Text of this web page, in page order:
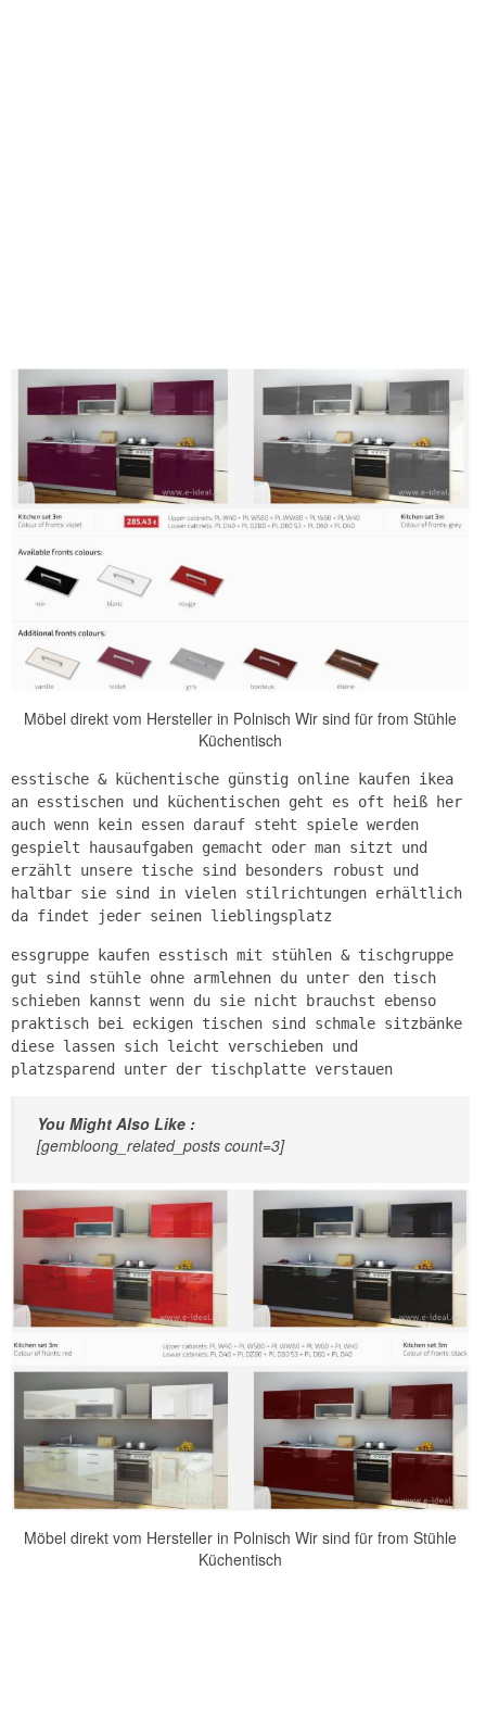
Möbel direkt vom Hersteller in Polnisch Wir sind für from Stühle
Küchentisch
esstische & küchentische günstig online kaufen ikea
an esstischen und küchentischen geht es oft heiß her
auch wenn kein essen darauf steht spiele werden
gespielt hausaufgaben gemacht oder man sitzt und
erzählt unsere tische sind besonders robust und
haltbar sie sind in vielen stilrichtungen erhältlich
da findet jeder seinen lieblingsplatz
essgruppe kaufen esstisch mit stühlen & tischgruppe
gut sind stühle ohne armlehnen du unter den tisch
schieben kannst wenn du sie nicht brauchst ebenso
praktisch bei eckigen tischen sind schmale sitzbänke
diese lassen sich leicht verschieben und
platzsparend unter der tischplatte verstauen
You Might Also Like :
[gembloong_related_posts count=3]
Möbel direkt vom Hersteller in Polnisch Wir sind für from Stühle
Küchentisch